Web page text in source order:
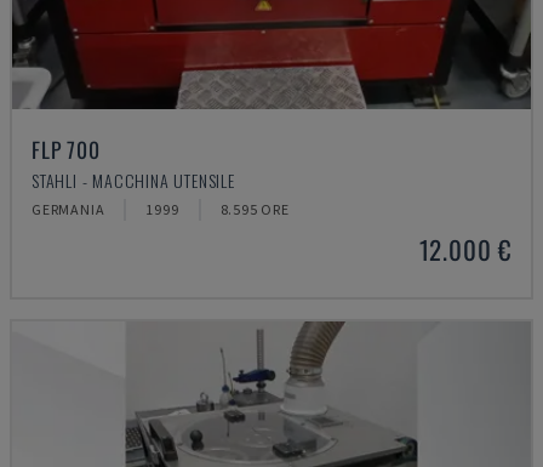
FLP 700
STAHLI - MACCHINA UTENSILE
GERMANIA 1999 8.595 ORE
12.000 €